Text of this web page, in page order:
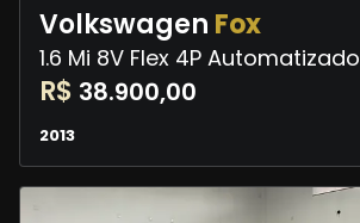
Volkswagen Fox
1.6 Mi 8V Flex 4P Automatizado
R$ 38.900,00
2013